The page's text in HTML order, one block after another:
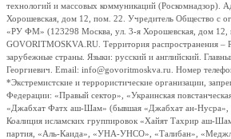
технологий и массовых коммуникаций (Роскомнадзор).
Хорошевская, дом 12, пом. 22. Учредитель Общество с
«РУ ФМ» (123298 Москва, ул. 3-я Хорошевская, дом 12,
GOVORITMOSKVA.RU. Территория распространения –
зарубежные страны. Языки: русский и английский.
Георгиевич. Email: info@govoritmoskva.ru. Номер
*Экстремистские и террористические организации,
Федерации: «Правый сектор», «Украинская
«Джабхат Фатх аш-Шам» (бывшая «Джабхат ан-Нусра»,
Коалиция исламских группировок «Хайят Тахрир аш-
партия, «Аль-Каида», «УНА-УНСО», «Талибан»,